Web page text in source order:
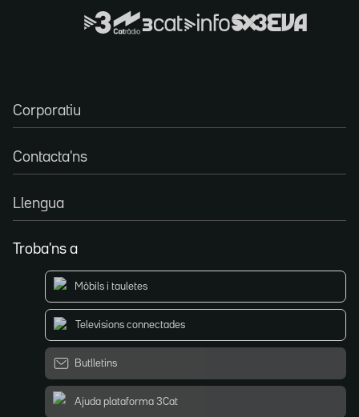
Corporatiu
Contacta'ns
Llengua
Troba'ns a
Mòbils i tauletes
Televisions connectades
Butlletins
Ajuda plataforma 3Cat